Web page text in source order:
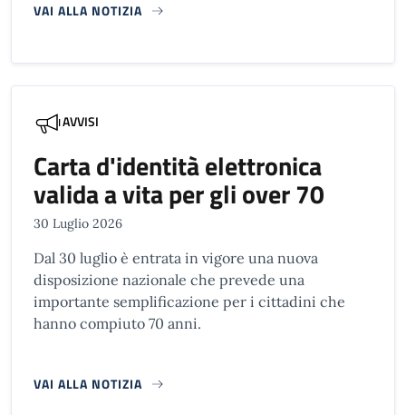
VAI ALLA NOTIZIA
AVVISI
Carta d'identità elettronica
valida a vita per gli over 70
30 Luglio 2026
Dal 30 luglio è entrata in vigore una nuova
disposizione nazionale che prevede una
importante semplificazione per i cittadini che
hanno compiuto 70 anni.
VAI ALLA NOTIZIA